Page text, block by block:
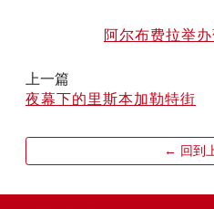
阿尔布费拉举
上一篇
夜幕下的里斯本加勒特街
← 回到